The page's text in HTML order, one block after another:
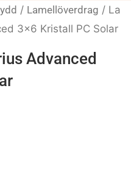
/ Lamellöverdrag / La
3×6 Kristall PC Solar
Advanced